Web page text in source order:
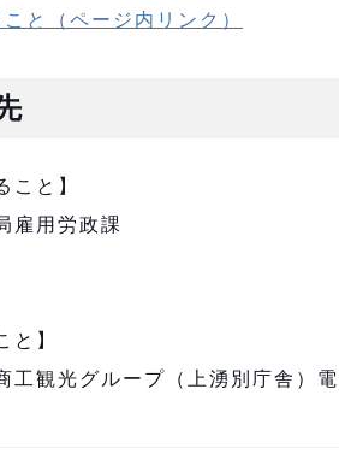
と（ページ内リンク）
こと】
雇用労政課
と】
工観光グループ（上湧別庁舎）